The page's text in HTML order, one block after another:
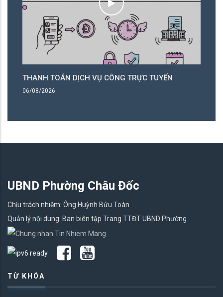
THANH TOÁN DỊCH VỤ CÔNG TRỰC TUYẾN
06/08/2026
UBND Phường Châu Đốc
Chịu trách nhiệm: Ông Huỳnh Bửu Toàn
Quản lý nội dung: Ban biên tập Trang TTĐT UBND Phường
TỪ KHÓA